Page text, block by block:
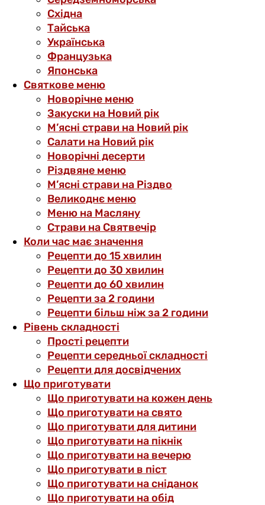
Східна
Тайська
Українська
Французька
Японська
Святкове меню
Новорічне меню
Закуски на Новий рік
М’ясні страви на Новий рік
Салати на Новий рік
Новорічні десерти
Різдвяне меню
М’ясні страви на Різдво
Великоднє меню
Меню на Масляну
Страви на Святвечір
Коли час має значення
Рецепти до 15 хвилин
Рецепти до 30 хвилин
Рецепти до 60 хвилин
Рецепти за 2 години
Рецепти більш ніж за 2 години
Рівень складності
Прості рецепти
Рецепти середньої складності
Рецепти для досвідчених
Що приготувати
Що приготувати на кожен день
Що приготувати на свято
Що приготувати для дитини
Що приготувати на пікнік
Що приготувати на вечерю
Що приготувати в піст
Що приготувати на сніданок
Що приготувати на обід